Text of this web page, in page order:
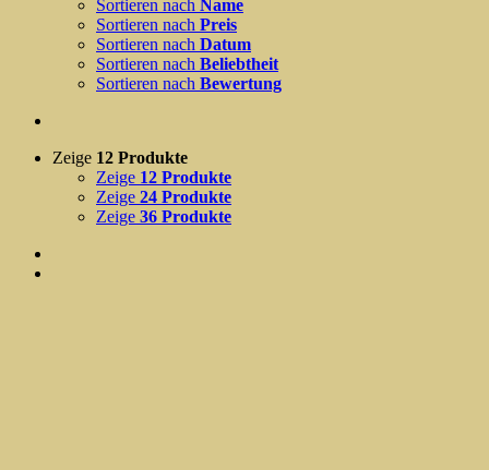
Sortieren nach Name
Sortieren nach Preis
Sortieren nach Datum
Sortieren nach Beliebtheit
Sortieren nach Bewertung
Zeige 12 Produkte
Zeige 12 Produkte
Zeige 24 Produkte
Zeige 36 Produkte